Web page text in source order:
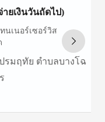
ยเงินวันถัดไป)
นเนอร์เซอร์วิส
รมฤทัย ตำบลบางโฉ